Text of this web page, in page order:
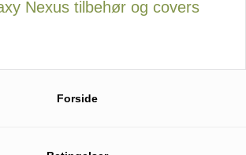
Nexus tilbehør og covers
Forside